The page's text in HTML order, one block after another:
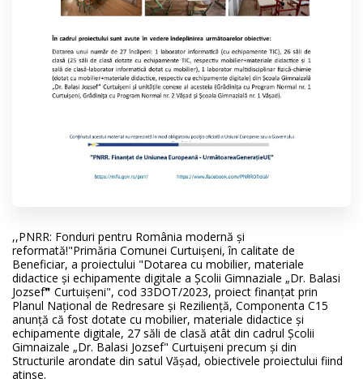
,,PNRR: Fonduri pentru România modernă şi
reformată!"Primăria Comunei Curtuişeni, în calitate de
Beneficiar, a proiectului "Dotarea cu mobilier, materiale
didactice şi echipamente digitale a Școlii Gimnaziale „Dr. Balasi
Jozsef❞ Curtuişeni", cod 33DOT/2023, proiect finanțat prin
Planul Național de Redresare şi Reziliență, Componenta C15
anunţă că fost dotate cu mobilier, materiale didactice şi
echipamente digitale, 27 săli de clasă atât din cadrul Şcolii
Gimnaizale „Dr. Balasi Jozsef" Curtuişeni precum și din
Structurile arondate din satul Văşad, obiectivele proiectului fiind
atinse.